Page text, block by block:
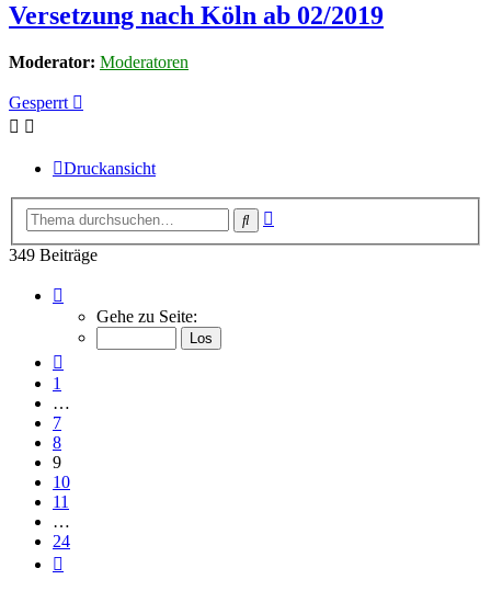
Versetzung nach Köln ab 02/2019
Moderator: Moderatoren
Gesperrt
Druckansicht
Suche
349 Beiträge
von
Gehe zu Seite:
1
…
7
8
9
10
11
…
24